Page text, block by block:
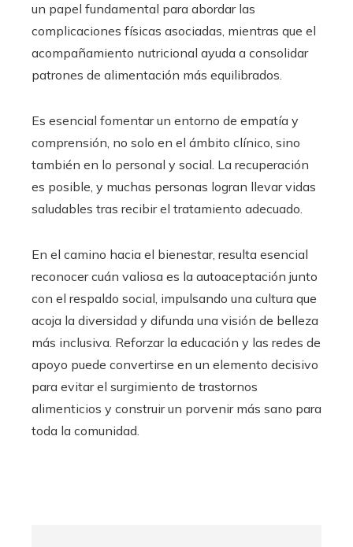
un papel fundamental para abordar las
complicaciones físicas asociadas, mientras que el
acompañamiento nutricional ayuda a consolidar
patrones de alimentación más equilibrados.
Es esencial fomentar un entorno de empatía y
comprensión, no solo en el ámbito clínico, sino
también en lo personal y social. La recuperación
es posible, y muchas personas logran llevar vidas
saludables tras recibir el tratamiento adecuado.
En el camino hacia el bienestar, resulta esencial
reconocer cuán valiosa es la autoaceptación junto
con el respaldo social, impulsando una cultura que
acoja la diversidad y difunda una visión de belleza
más inclusiva. Reforzar la educación y las redes de
apoyo puede convertirse en un elemento decisivo
para evitar el surgimiento de trastornos
alimenticios y construir un porvenir más sano para
toda la comunidad.